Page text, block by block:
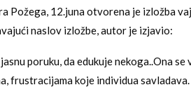
Požega, 12.juna otvorena je izložba
naslov izložbe, autor je izjavio:
poruku, da edukuje nekoga..Ona se
frustracijama koje individua